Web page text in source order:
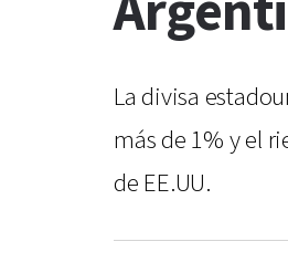
La divisa
más de 1% y el
de EE.UU.